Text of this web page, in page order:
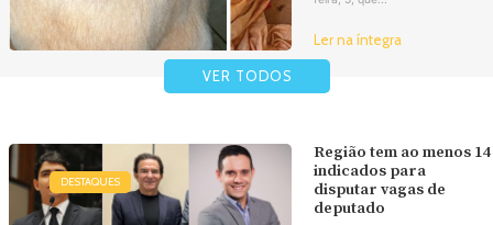
Ler na íntegra
VER TODOS
DESTAQUES
Região tem ao menos 14
indicados para
disputar vagas de
deputado